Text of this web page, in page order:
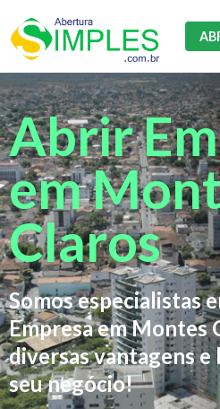
Abrir
em
Claros
Somos especialistas
Empresa em Montes
diversas vantagens
seu negócio!